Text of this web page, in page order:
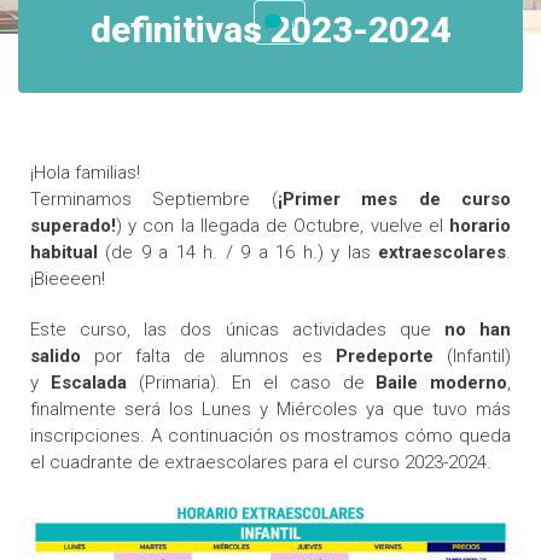
definitivas 2023-2024
0
¡Hola familias!
Terminamos Septiembre (¡Primer mes de curso
superado!) y con la llegada de Octubre, vuelve el horario
habitual (de 9 a 14 h. / 9 a 16 h.) y las extraescolares
¡Bieeeen!
Este curso, las dos únicas actividades que no han
salido por falta de alumnos es Predeporte (Infantil)
y Escalada(Primaria). En el caso de Baile moderno
finalmente será los Lunes y Miércoles ya que tuvo más
inscripciones. A continuación os mostramos cómo queda
el cuadrante de extraescolares para el curso 2023-2024.